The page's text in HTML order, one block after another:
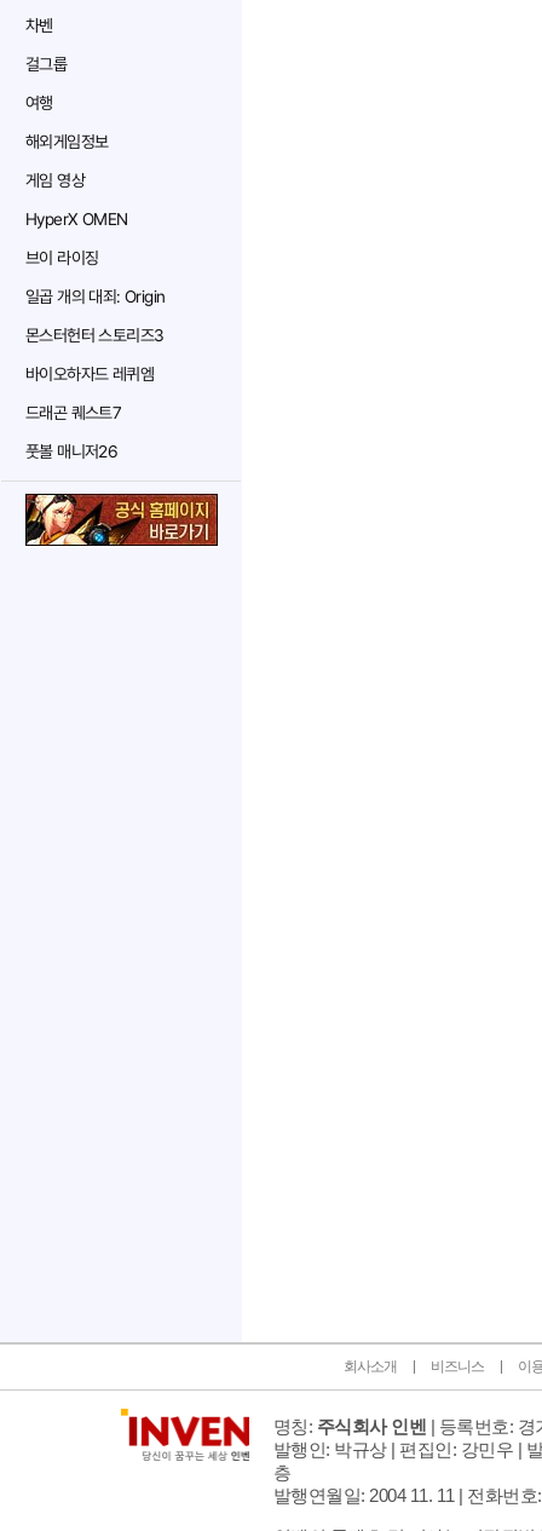
차벤
걸그룹
여행
해외게임정보
게임 영상
HyperX OMEN
브이 라이징
일곱 개의 대죄: Origin
몬스터헌터 스토리즈3
바이오하자드 레퀴엠
드래곤 퀘스트7
풋볼 매니저26
회사소개 비즈니스 이
명칭: 주식회사 인벤 | 등록번호: 경
발행인: 박규상 | 편집인: 강민우 |
층
발행연월일: 2004 11. 11 | 전화번호